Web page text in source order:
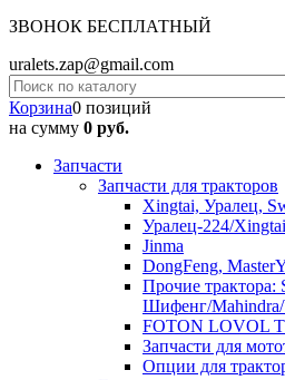
ЗВОНОК БЕСПЛАТНЫЙ
uralets.zap@gmail.com
Корзина0 позиций
на сумму 0 руб.
Запчасти
Запчасти для тракторов
Xingtai, Уралец,
Уралец-224/
Jinma
DongFeng,
Прочие трактора:
Шифенг/
FOTON LOVOL
Запчасти для
Опции для